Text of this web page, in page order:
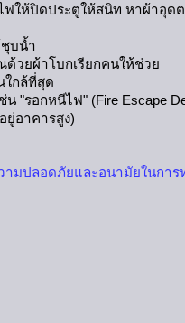
ฟให้ปิดประตูให้สนิท หาผ้าอุด
บน้ำ
วยผ้าโบกเรียกคนให้ช่วย
ใกล้ที่สุด
"รอกหนีไฟ" (Fire Escape
ยู่อาคารสูง)
ามปลอดภัยและอนามัยในการ